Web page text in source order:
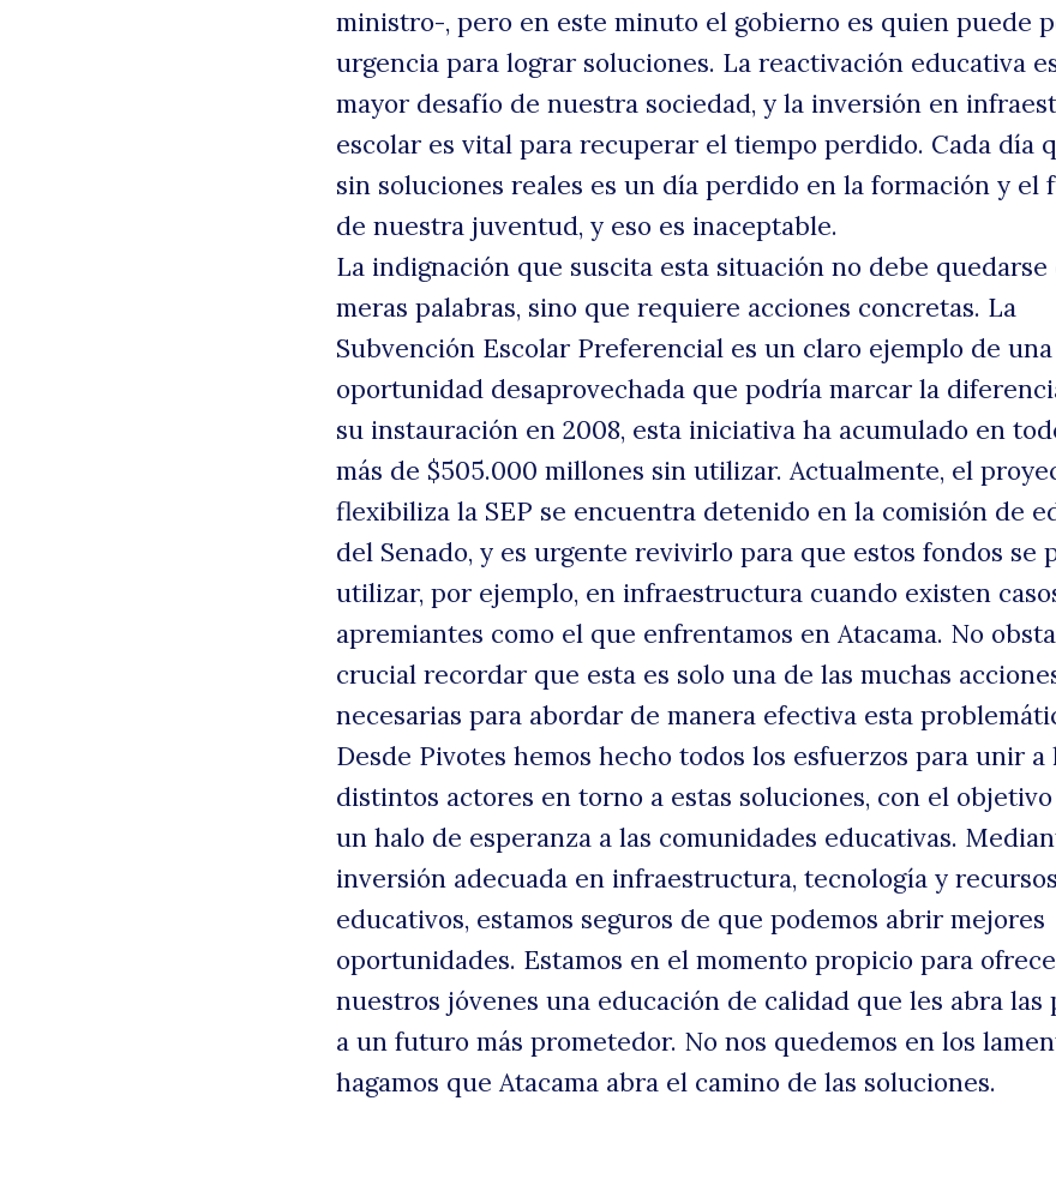
ministro-, pero en este minuto el gobierno es quien puede
urgencia para lograr soluciones. La reactivación educativa
mayor desafío de nuestra sociedad, y la inversión en
escolar es vital para recuperar el tiempo perdido. Cada día
sin soluciones reales es un día perdido en la formación y el
de nuestra juventud, y eso es inaceptable.
La indignación que suscita esta situación no debe quedarse
meras palabras, sino que requiere acciones concretas. La
Subvención Escolar Preferencial es un claro ejemplo de una
oportunidad desaprovechada que podría marcar la
su instauración en 2008, esta iniciativa ha acumulado en
más de $505.000 millones sin utilizar. Actualmente, el
flexibiliza la SEP se encuentra detenido en la comisión de
del Senado, y es urgente revivirlo para que estos fondos se
utilizar, por ejemplo, en infraestructura cuando existen
apremiantes como el que enfrentamos en Atacama. No
crucial recordar que esta es solo una de las muchas
necesarias para abordar de manera efectiva esta
Desde Pivotes hemos hecho todos los esfuerzos para unir a
distintos actores en torno a estas soluciones, con el
un halo de esperanza a las comunidades educativas.
inversión adecuada en infraestructura, tecnología y recursos
educativos, estamos seguros de que podemos abrir mejores
oportunidades. Estamos en el momento propicio para
nuestros jóvenes una educación de calidad que les abra las
a un futuro más prometedor. No nos quedemos en los
hagamos que Atacama abra el camino de las soluciones.